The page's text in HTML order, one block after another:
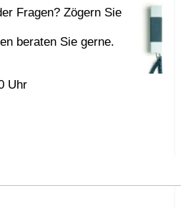
Fragen? Zögern Sie
beraten Sie gerne.
Uhr